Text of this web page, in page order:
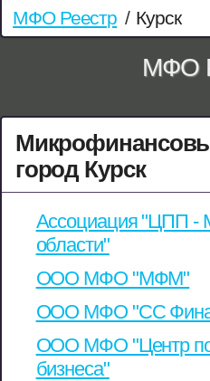
МФО Реестр / Курск
МФО
город Курск
Ассоциация "ЦПП -
области"
ООО МФО "МФМ"
ООО МФО "СС
ООО МФО "Центр
бизнеса"